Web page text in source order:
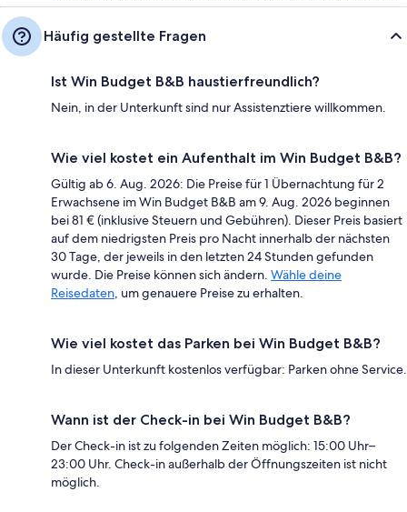
Häufig gestellte Fragen
Ist Win Budget B&B haustierfreundlich?
Nein, in der Unterkunft sind nur Assistenztiere willkommen.
Wie viel kostet ein Aufenthalt im Win Budget B&B?
Gültig ab 6. Aug. 2026: Die Preise für 1 Übernachtung für 2
Erwachsene im Win Budget B&B am 9. Aug. 2026 beginnen
bei 81 € (inklusive Steuern und Gebühren). Dieser Preis basiert
auf dem niedrigsten Preis pro Nacht innerhalb der nächsten
30 Tage, der jeweils in den letzten 24 Stunden gefunden
wurde. Die Preise können sich ändern. Wähle deine
Reisedaten , um genauere Preise zu erhalten.
Wie viel kostet das Parken bei Win Budget B&B?
In dieser Unterkunft kostenlos verfügbar: Parken ohne Service.
Wann ist der Check-in bei Win Budget B&B?
Der Check-in ist zu folgenden Zeiten möglich: 15:00 Uhr–
23:00 Uhr. Check-in außerhalb der Öffnungszeiten ist nicht
möglich.